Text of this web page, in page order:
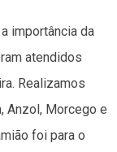
importância da
atendidos
Realizamos
Anzol, Morcego e
foi para o